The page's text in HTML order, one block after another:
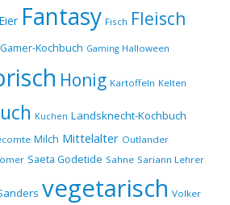
Eier Fantasy Fisch Fleisch
Gamer-Kochbuch Gaming Halloween
Honig Kartoffeln Kelten
Kuchen Landsknecht-Kochbuch
Milch Mittelalter Outlander
Saeta Godetide Sahne Sariann Lehrer
vegetarisch Volker